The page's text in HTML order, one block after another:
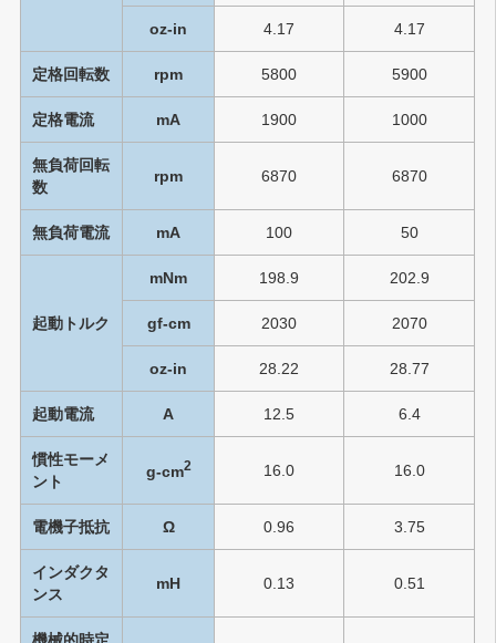
oz-in 4.17 4.17
定格回転数 rpm 5800 5900
定格電流 mA 1900 1000
無負荷回転
数
rpm 6870 6870
無負荷電流 mA 100 50
起動トルク
mNm 198.9 202.9
gf-cm 2030 2070
oz-in 28.22 28.77
起動電流 A 12.5 6.4
慣性モーメ
ント
g-cm2 16.0 16.0
電機子抵抗 Ω 0.96 3.75
インダクタ
ンス
mH 0.13 0.51
機械的時定